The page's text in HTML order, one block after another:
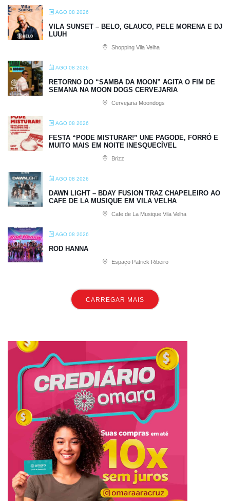
AGO 08 2026
VILA SUNSET – BELO, GLAUCO, PELE MORENA E DJ
LUUH
Shopping Vila Velha
AGO 08 2026
RETORNO DO “SAMBA DA MOON” AGITA O FIM DE
SEMANA NA MOON DOGS CERVEJARIA
Cervejaria Moondogs
AGO 08 2026
FESTA “PODE MISTURAR!” UNE PAGODE, FORRÓ E
MUITO MAIS EM NOITE INESQUECÍVEL
Brizz
AGO 08 2026
DAWN LIGHT – BDAY FUSION TRAZ CHAPELEIRO AO
CAFE DE LA MUSIQUE EM VILA VELHA
Cafe de La Musique Vila Velha
AGO 08 2026
ROD HANNA
Espaço Patrick Ribeiro
CARREGAR MAIS